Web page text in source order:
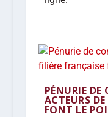
PÉNURIE
ACTEURS
FONT LE